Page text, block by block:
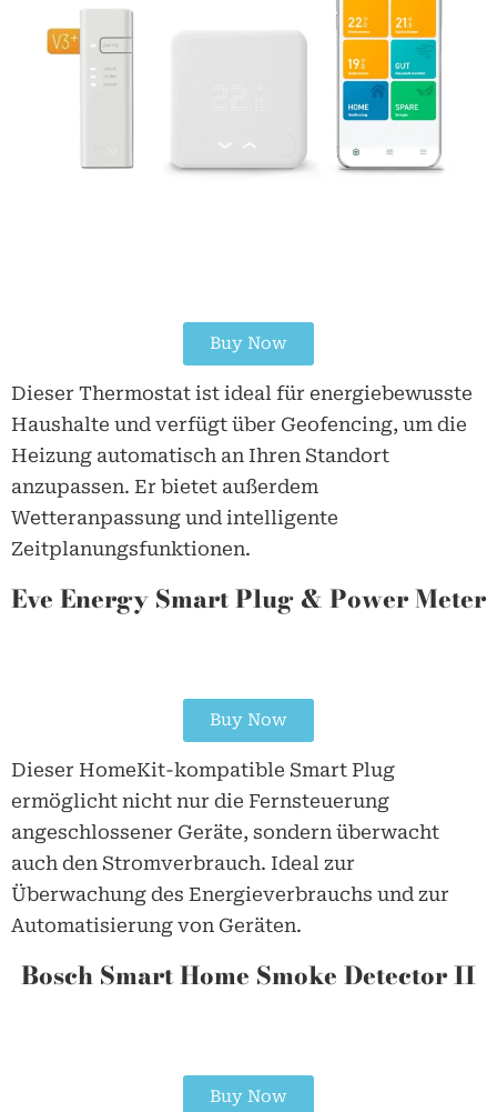
Buy Now
Dieser Thermostat ist ideal für energiebewusste
Haushalte und verfügt über Geofencing, um die
Heizung automatisch an Ihren Standort
anzupassen. Er bietet außerdem
Wetteranpassung und intelligente
Zeitplanungsfunktionen.
Eve Energy Smart Plug & Power Meter
Buy Now
Dieser HomeKit-kompatible Smart Plug
ermöglicht nicht nur die Fernsteuerung
angeschlossener Geräte, sondern überwacht
auch den Stromverbrauch. Ideal zur
Überwachung des Energieverbrauchs und zur
Automatisierung von Geräten.
Bosch Smart Home Smoke Detector II
Buy Now